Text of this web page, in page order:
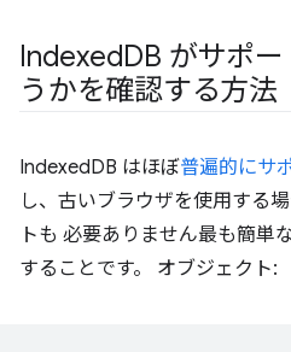
IndexedDB がサポ
うかを確認する方法
IndexedDB はほぼ普遍的にサ
し、古いブラウザを使用する
トも 必要ありません最も簡単
することです。 オブジェクト: